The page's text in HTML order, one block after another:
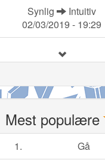
Synlig
Intuitiv
02/03/2019 - 19:29
Mest populære
1.
Gå